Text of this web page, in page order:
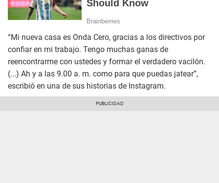
“Mi nueva casa es Onda Cero, gracias a los directivos por
confiar en mi trabajo. Tengo muchas ganas de
reencontrarme con ustedes y formar el verdadero vacilón.
(...) Ah y a las 9.00 a. m. como para que puedas jatear”,
escribió en una de sus historias de Instagram.